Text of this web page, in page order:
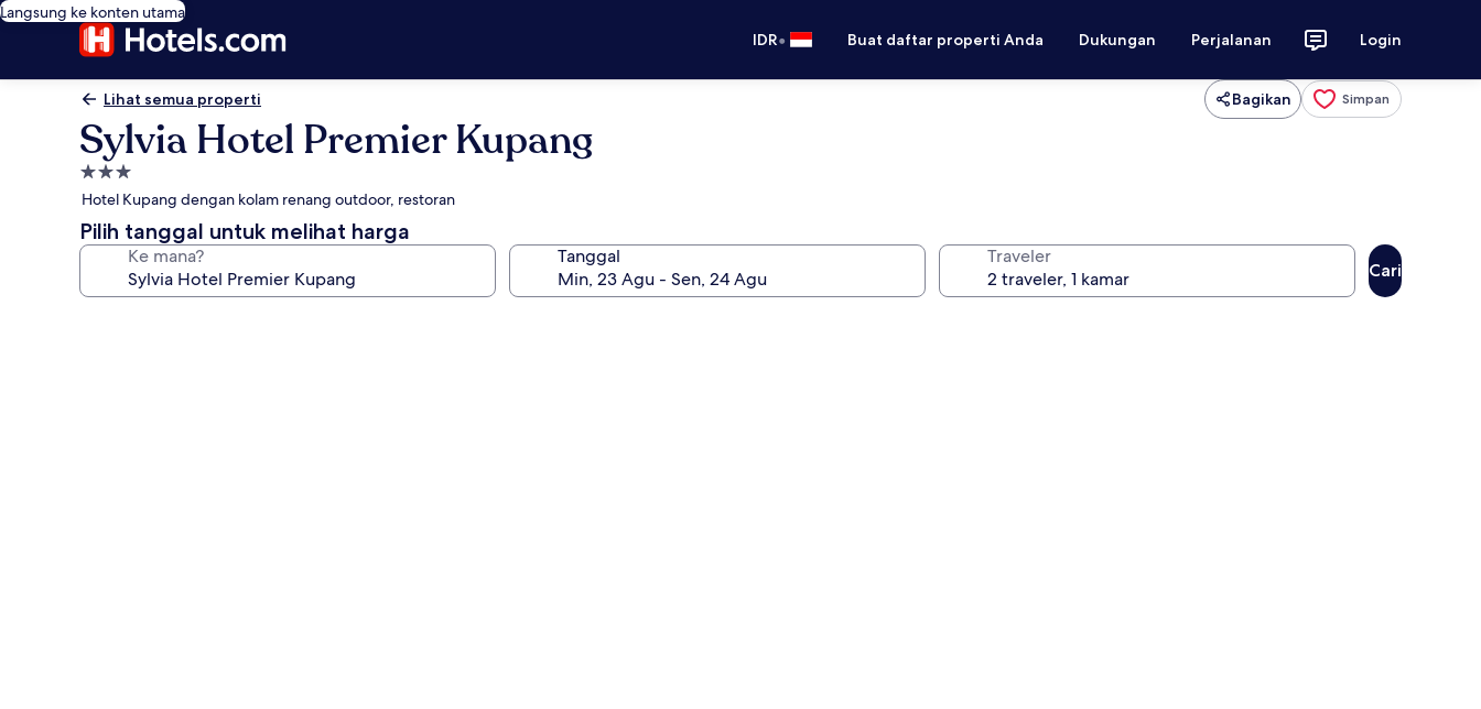
Langsung ke konten utama
IDR• Buat daftar properti Anda Dukungan Perjalanan Login
Lihat semua properti Bagikan Simpan
Sylvia Hotel Premier Kupang
Properti
bintang
3.0
Hotel Kupang dengan kolam renang outdoor, restoran
Pilih tanggal untuk melihat harga
Ke mana? Tanggal Traveler
Cari